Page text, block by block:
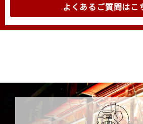
よくあるご質問はこ